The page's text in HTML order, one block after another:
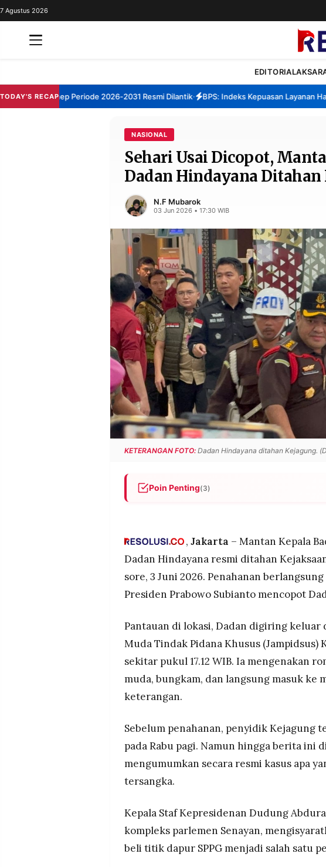
REDAKSI
BERITA
WARGA
TULISAN
SERVICE
7 Agustus 2026
EDITORIAL
TODAY'S RECAP
Sumenep Periode 2026-2031 Resmi Dilantik• BPS: Indeks Kepuasan Layanan Haji
NASIONAL
Sehari Usai Dicopot,
Dadan Hindayana
N.F Mubarok
03 Jun 2026 • 17:30 WIB
KETERANGAN FOTO: Dadan Hindayana ditahan Kejagung.
Poin Penting(3)
Penyidik Kejagung lebih dahulu
titik dapur SPPG sebagai salah satu faktor
, Jakarta – Mantan Kepala
Dadan Hindayana resmi ditahan
sore, 3 Juni 2026. Penahanan
Presiden Prabowo Subianto mencopot
Pantauan di lokasi, Dadan digiring keluar
Muda Tindak Pidana Khusus (Jampidsus)
sekitar pukul 17.12 WIB. Ia mengenakan
muda, bungkam, dan langsung masuk ke
keterangan.
Sebelum penahanan, penyidik Kejagung
pada Rabu pagi. Namun hingga berita ini
mengumumkan secara resmi kasus apa
tersangka.
Kepala Staf Kepresidenan Dudung
kompleks parlemen Senayan,
beli titik dapur SPPG menjadi salah satu